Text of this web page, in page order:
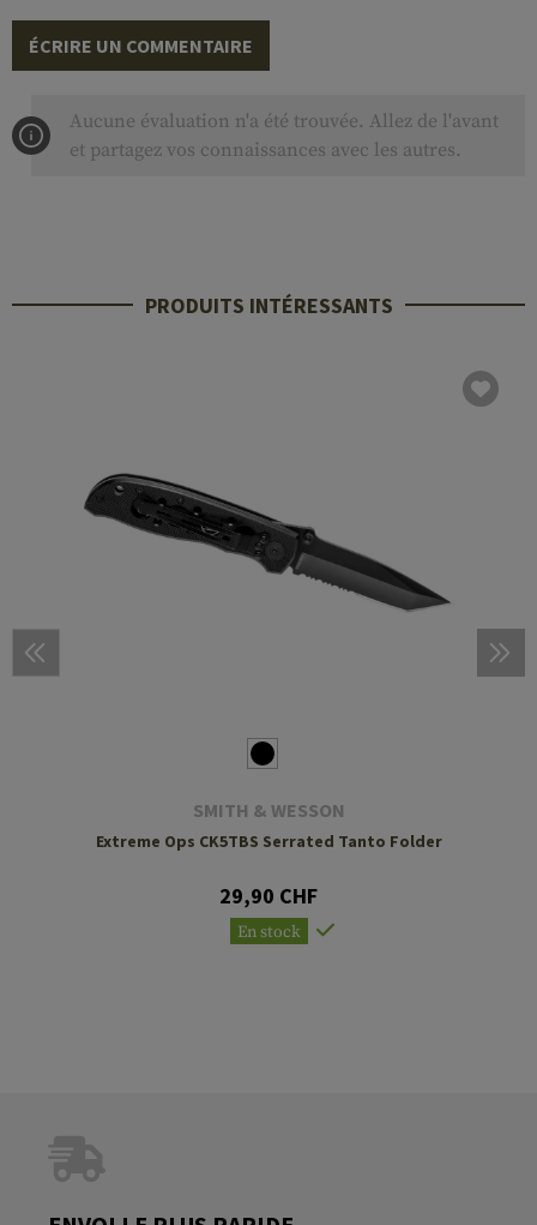
ÉCRIRE UN COMMENTAIRE
Aucune évaluation n'a été trouvée. Allez de l'avant
et partagez vos connaissances avec les autres.
PRODUITS INTÉRESSANTS
SMITH & WESSON
Extreme Ops CK5TBS Serrated Tanto Folder
29,90 CHF
En stock